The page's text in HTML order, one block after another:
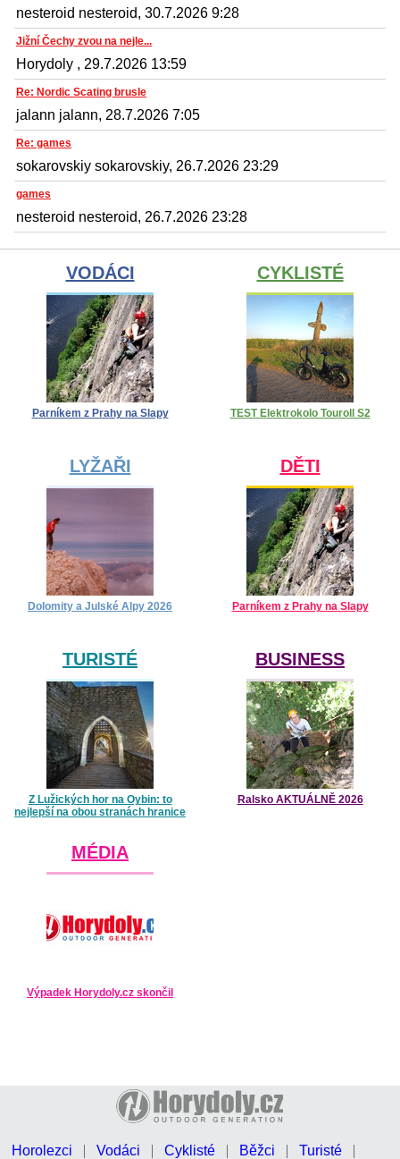
nesteroid nesteroid, 30.7.2026 9:28
Jižní Čechy zvou na nejle...
Horydoly , 29.7.2026 13:59
Re: Nordic Scating brusle
jalann jalann, 28.7.2026 7:05
Re: games
sokarovskiy sokarovskiy, 26.7.2026 23:29
games
nesteroid nesteroid, 26.7.2026 23:28
VODÁCI
Parníkem z Prahy na Slapy
CYKLISTÉ
TEST Elektrokolo Touroll S2
LYŽAŘI
Dolomity a Julské Alpy 2026
DĚTI
Parníkem z Prahy na Slapy
TURISTÉ
Z Lužických hor na Oybin: to
nejlepší na obou stranách hranice
BUSINESS
Ralsko AKTUÁLNĚ 2026
MÉDIA
Výpadek Horydoly.cz skončil
Horolezci Vodáci Cyklisté Běžci Turisté